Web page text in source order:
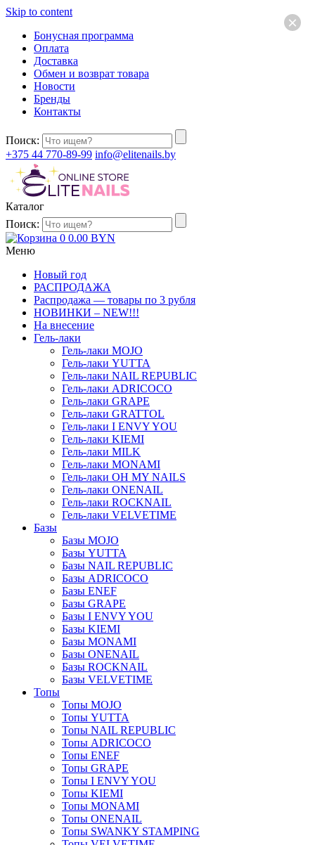
Skip to content
Бонусная программа
Оплата
Доставка
Обмен и возврат товара
Новости
Бренды
Контакты
Поиск:
+375 44 770-89-99 info@elitenails.by
Каталог
Поиск:
0 0.00 BYN
Меню
Новый год
РАСПРОДАЖА
Распродажа — товары по 3 рубля
НОВИНКИ – NEW!!!
На внесение
Гель-лаки
Гель-лаки MOJO
Гель-лаки YUTTA
Гель-лаки NAIL REPUBLIC
Гель-лаки ADRICOCO
Гель-лаки GRAPE
Гель-лаки GRATTOL
Гель-лаки I ENVY YOU
Гель-лаки KIEMI
Гель-лаки MILK
Гель-лаки MONAMI
Гель-лаки OH MY NAILS
Гель-лаки ONENAIL
Гель-лаки ROCKNAIL
Гель-лаки VELVETIME
Базы
Базы MOJO
Базы YUTTA
Базы NAIL REPUBLIC
Базы ADRICOCO
Базы ENEF
Базы GRAPE
Базы I ENVY YOU
Базы KIEMI
Базы MONAMI
Базы ONENAIL
Базы ROCKNAIL
Базы VELVETIME
Топы
Топы MOJO
Топы YUTTA
Топы NAIL REPUBLIC
Топы ADRICOCO
Топы ENEF
Топы GRAPE
Топы I ENVY YOU
Топы KIEMI
Топы MONAMI
Топы ONENAIL
Топы SWANKY STAMPING
×